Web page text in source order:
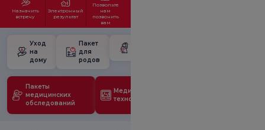
Назначить
встречу
Электронный
результат
Позвольте
нам
позвонить
вам
Уход
на
дому
Пакет
для
родов
Пакеты
медицинских
обследований
Медицинские
технологии